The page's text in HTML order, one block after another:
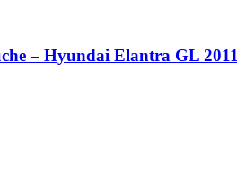
– Hyundai Elantra GL 2011